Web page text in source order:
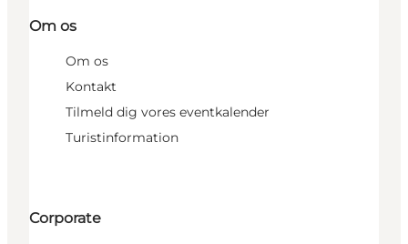
Om os
Om os
Kontakt
Tilmeld dig vores eventkalender
Turistinformation
Corporate